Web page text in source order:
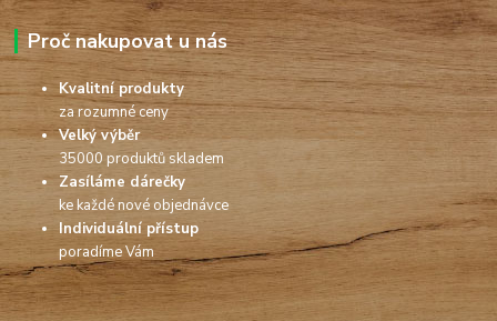
Proč nakupovat u nás
Kvalitní produkty
za rozumné ceny
Velký výběr
35000 produktů skladem
Zasíláme dárečky
ke každé nové objednávce
Individuální přístup
poradíme Vám